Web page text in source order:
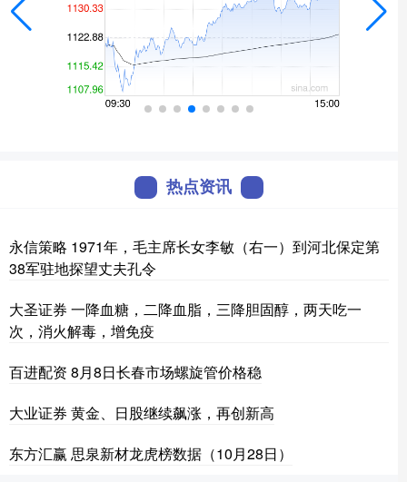
热点资讯
永信策略 1971年，毛主席长女李敏（右一）到河北保定第
38军驻地探望丈夫孔令
大圣证券 一降血糖，二降血脂，三降胆固醇，两天吃一
次，消火解毒，增免疫
百进配资 8月8日长春市场螺旋管价格稳
大业证券 黄金、日股继续飙涨，再创新高
东方汇赢 思泉新材龙虎榜数据（10月28日）